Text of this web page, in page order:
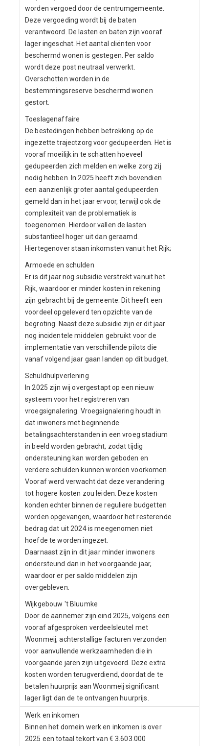
worden vergoed door de centrumgemeente.
Deze vergoeding wordt bij de baten
verantwoord. De lasten en baten zijn vooraf
lager ingeschat. Het aantal cliënten voor
beschermd wonen is gestegen. Per saldo
wordt deze post neutraal verwerkt.
Overschotten worden in de
bestemmingsreserve beschermd wonen
gestort.
Toeslagenaffaire
De bestedingen hebben betrekking op de
ingezette trajectzorg voor gedupeerden. Het is
vooraf moeilijk in te schatten hoeveel
gedupeerden zich melden en welke zorg zij
nodig hebben. In 2025 heeft zich bovendien
een aanzienlijk groter aantal gedupeerden
gemeld dan in het jaar ervoor, terwijl ook de
complexiteit van de problematiek is
toegenomen. Hierdoor vallen de lasten
substantieel hoger uit dan geraamd.
Hiertegenover staan inkomsten vanuit het Rijk;
Armoede en schulden
Er is dit jaar nog subsidie verstrekt vanuit het
Rijk, waardoor er minder kosten in rekening
zijn gebracht bij de gemeente. Dit heeft een
voordeel opgeleverd ten opzichte van de
begroting. Naast deze subsidie zijn er dit jaar
nog incidentele middelen gebruikt voor de
implementatie van verschillende pilots die
vanaf volgend jaar gaan landen op dit budget.
Schuldhulpverlening
In 2025 zijn wij overgestapt op een nieuw
systeem voor het registreren van
vroegsignalering. Vroegsignalering houdt in
dat inwoners met beginnende
betalingsachterstanden in een vroeg stadium
in beeld worden gebracht, zodat tijdig
ondersteuning kan worden geboden en
verdere schulden kunnen worden voorkomen.
Vooraf werd verwacht dat deze verandering
tot hogere kosten zou leiden. Deze kosten
konden echter binnen de reguliere budgetten
worden opgevangen, waardoor het resterende
bedrag dat uit 2024 is meegenomen niet
hoefde te worden ingezet.
Daarnaast zijn in dit jaar minder inwoners
ondersteund dan in het voorgaande jaar,
waardoor er per saldo middelen zijn
overgebleven.
Wijkgebouw 't Bluumke
Door de aannemer zijn eind 2025, volgens een
vooraf afgesproken verdeelsleutel met
Woonmeij, achterstallige facturen verzonden
voor aanvullende werkzaamheden die in
voorgaande jaren zijn uitgevoerd. Deze extra
kosten worden terugverdiend, doordat de te
betalen huurprijs aan Woonmeij significant
lager ligt dan de te ontvangen huurprijs.
Werk en inkomen
Binnen het domein werk en inkomen is over
2025 een totaal tekort van € 3.603.000